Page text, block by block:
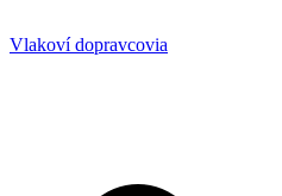
Vlakoví dopravcovia